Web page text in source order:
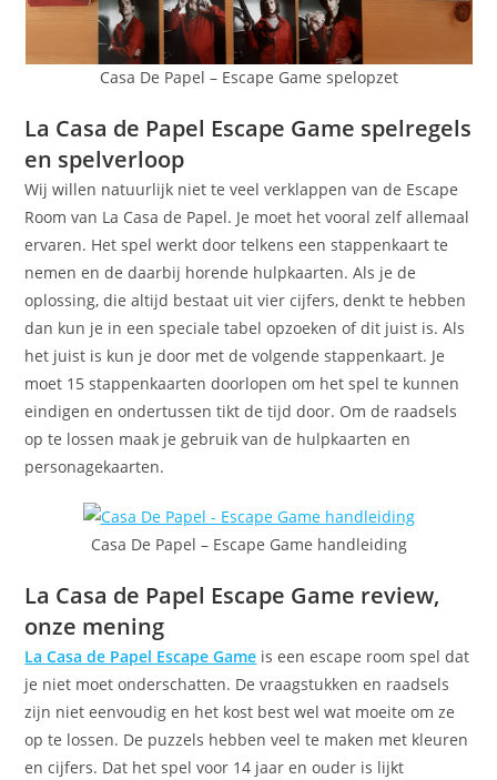
Casa De Papel – Escape Game spelopzet
La Casa de Papel Escape Game spelregels
en spelverloop
Wij willen natuurlijk niet te veel verklappen van de Escape
Room van La Casa de Papel. Je moet het vooral zelf allemaal
ervaren. Het spel werkt door telkens een stappenkaart te
nemen en de daarbij horende hulpkaarten. Als je de
oplossing, die altijd bestaat uit vier cijfers, denkt te hebben
dan kun je in een speciale tabel opzoeken of dit juist is. Als
het juist is kun je door met de volgende stappenkaart. Je
moet 15 stappenkaarten doorlopen om het spel te kunnen
eindigen en ondertussen tikt de tijd door. Om de raadsels
op te lossen maak je gebruik van de hulpkaarten en
personagekaarten.
Casa De Papel – Escape Game handleiding
La Casa de Papel Escape Game review,
onze mening
La Casa de Papel Escape Game is een escape room spel dat
je niet moet onderschatten. De vraagstukken en raadsels
zijn niet eenvoudig en het kost best wel wat moeite om ze
op te lossen. De puzzels hebben veel te maken met kleuren
en cijfers. Dat het spel voor 14 jaar en ouder is lijkt